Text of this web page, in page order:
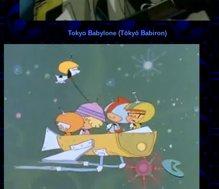
Tokyo Babylone (Tōkyō Babiron)